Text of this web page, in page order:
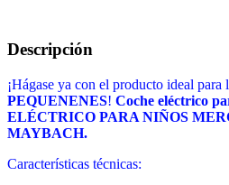
Descripción
¡Hágase ya con el producto ideal para
PEQUENENES! Coche eléctrico
ELÉCTRICO PARA NIÑOS
MAYBACH.
Características técnicas: